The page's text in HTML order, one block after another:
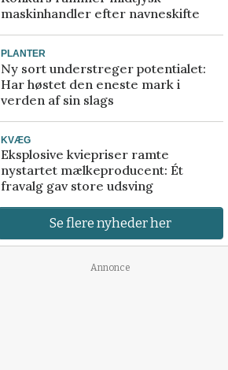
maskinhandler efter navneskifte
PLANTER
Ny sort understreger potentialet:
Har høstet den eneste mark i
verden af sin slags
KVÆG
Eksplosive kviepriser ramte
nystartet mælkeproducent: Ét
fravalg gav store udsving
Se flere nyheder her
Annonce